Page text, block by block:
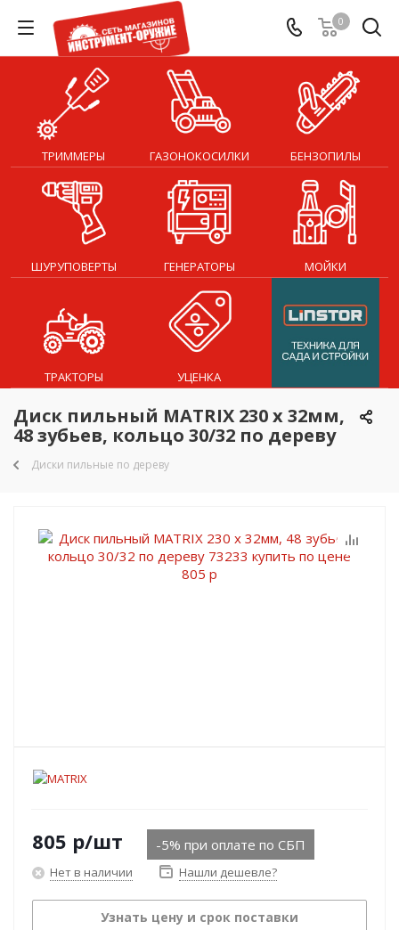
0
ТРИММЕРЫ ГАЗОНОКОСИЛКИ БЕНЗОПИЛЫ
ШУРУПОВЕРТЫ ГЕНЕРАТОРЫ МОЙКИ
ТРАКТОРЫ УЦЕНКА
Диск пильный MATRIX 230 х 32мм,
48 зубьев, кольцо 30/32 по дереву
Диски пильные по дереву
805 р/шт -5% при оплате по СБП
Нет в наличии Нашли дешевле?
Узнать цену и срок поставки